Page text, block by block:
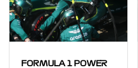
FORMULA 1 POWER